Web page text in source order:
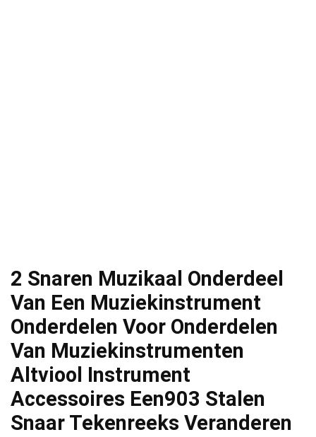
2 Snaren Muzikaal Onderdeel
Van Een Muziekinstrument
Onderdelen Voor Onderdelen
Van Muziekinstrumenten
Altviool Instrument
Accessoires Een903 Stalen
Snaar Tekenreeks Veranderen